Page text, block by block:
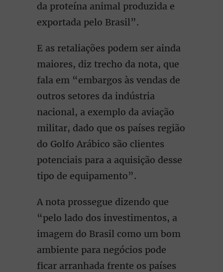
da proteína animal produzida e
exportada pelo Brasil”.
E as retaliações podem ser ainda
maiores, diz trecho da nota, que
fala em “embargos às vendas de
outros setores da indústria
nacional, a exemplo da aviação
militar, dado que os países região
do Golfo Arábico são clientes
potenciais para a aquisição desse
tipo de equipamento”.
A nota prossegue dizendo que
“pelo lado dos investimentos, a
imagem do Brasil como um bom
ambiente para negócios pode
ficar arranhada frente os países